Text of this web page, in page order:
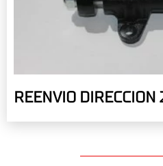
REENVIO